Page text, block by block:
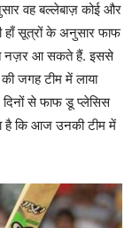
वह बल्लेबाज़ कोई और
हाँ सूत्रों के अनुसार फाफ
नज़र आ सकते हैं. इससे
जगह टीम में लाया
दिनों से फाफ डू प्लेसिस
है कि आज उनकी टीम में